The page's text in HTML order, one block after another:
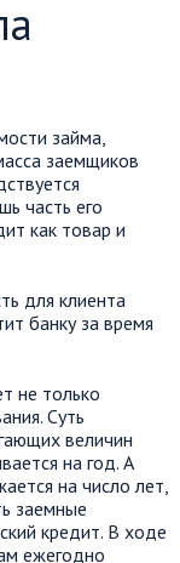
займа,
заемщиков
часть его
как товар и
для клиента
банку за время
не только
Суть
величин
на год. А
на число лет,
заемные
кредит. В ходе
ежегодно